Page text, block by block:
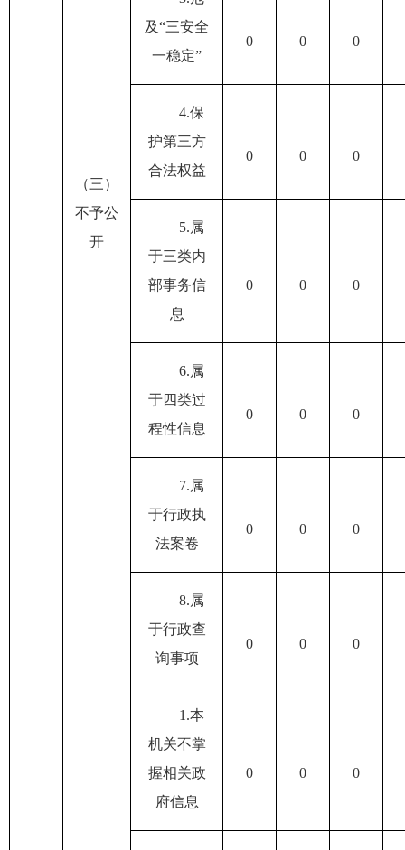
（三）
不予公
开
及“三安全
一稳定”
0 0 0
4.保
护第三方
合法权益
0 0 0
5.属
于三类内
部事务信
息
0 0 0
6.属
于四类过
程性信息
0 0 0
7.属
于行政执
法案卷
0 0 0
8.属
于行政查
询事项
0 0 0
1.本
机关不掌
握相关政
府信息
0 0 0